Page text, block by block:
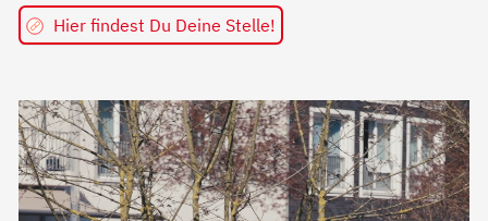
Hier findest Du Deine Stelle!